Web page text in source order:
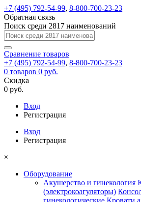
+7 (495) 792-54-99, 8-800-700-23-23
Обратная связь
Поиск среди 2817 наименований
Сравнение товаров
+7 (495) 792-54-99, 8-800-700-23-23
0 товаров 0 руб.
Скидка
0 руб.
Вход
Регистрация
Вход
Регистрация
×
Оборудование
Акушерство и гинекология
(электрокоагуляторы)
гинекологические Кровати